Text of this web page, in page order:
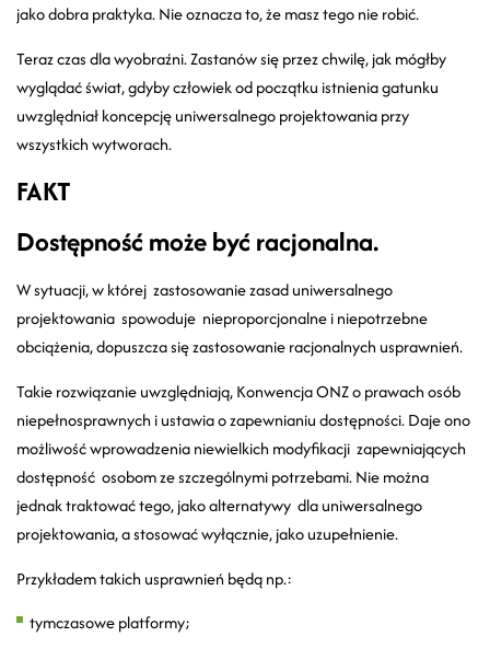
jako dobra praktyka. Nie oznacza to, że masz tego nie robić.
Teraz czas dla wyobraźni. Zastanów się przez chwilę, jak mógłby
wyglądać świat, gdyby człowiek od początku istnienia gatunku
uwzględniał koncepcję uniwersalnego projektowania przy
wszystkich wytworach.
FAKT
Dostępność może być racjonalna.
W sytuacji, w której zastosowanie zasad uniwersalnego
projektowania spowoduje nieproporcjonalne i niepotrzebne
obciążenia, dopuszcza się zastosowanie racjonalnych usprawnień.
Takie rozwiązanie uwzględniają, Konwencja ONZ o prawach osób
niepełnosprawnych i ustawia o zapewnianiu dostępności. Daje ono
możliwość wprowadzenia niewielkich modyfikacji zapewniających
dostępność osobom ze szczególnymi potrzebami. Nie można
jednak traktować tego, jako alternatywy dla uniwersalnego
projektowania, a stosować wyłącznie, jako uzupełnienie.
Przykładem takich usprawnień będą np.:
tymczasowe platformy;